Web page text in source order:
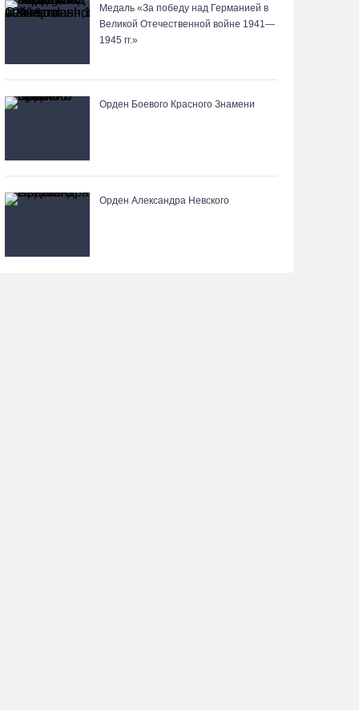
06.08.26 / 15:42
Вологжане смогут сводить родителей в музей
Медаль «За победу над Германией в
Великой Отечественной войне 1941—
1945 гг.»
Орден Боевого Красного Знамени
Орден Александра Невского